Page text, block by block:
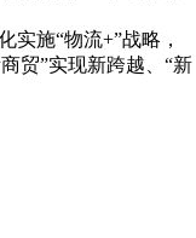
施“物流+”战略，
贸”实现新跨越、“新